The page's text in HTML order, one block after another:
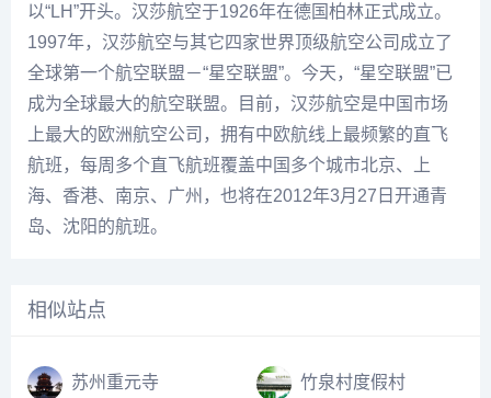
以“LH”开头。汉莎航空于1926年在德国柏林正式成立。
1997年，汉莎航空与其它四家世界顶级航空公司成立了
全球第一个航空联盟－“星空联盟”。今天，“星空联盟”已
成为全球最大的航空联盟。目前，汉莎航空是中国市场
上最大的欧洲航空公司，拥有中欧航线上最频繁的直飞
航班，每周多个直飞航班覆盖中国多个城市北京、上
海、香港、南京、广州，也将在2012年3月27日开通青
岛、沈阳的航班。
相似站点
苏州重元寺 竹泉村度假村